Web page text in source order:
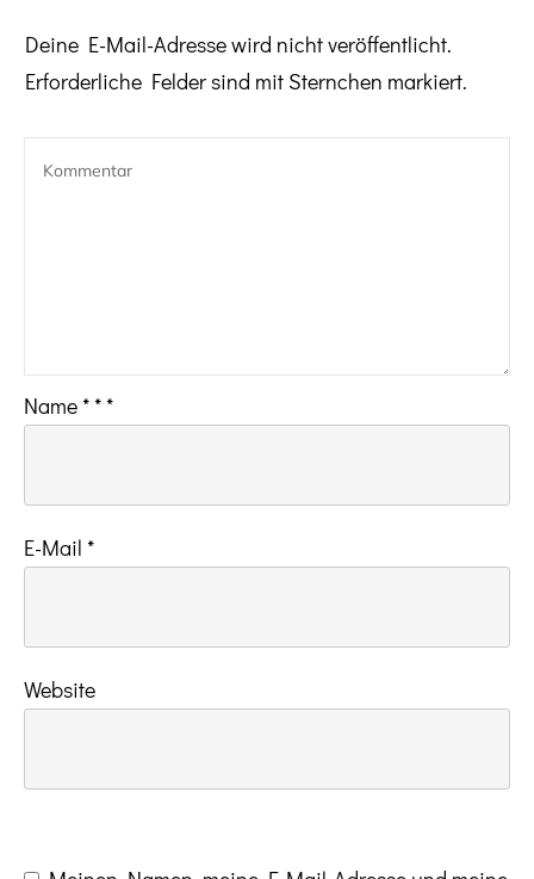
Deine E-Mail-Adresse wird nicht veröffentlicht.
Erforderliche Felder sind mit Sternchen markiert.
Name * * *
E-Mail *
Website